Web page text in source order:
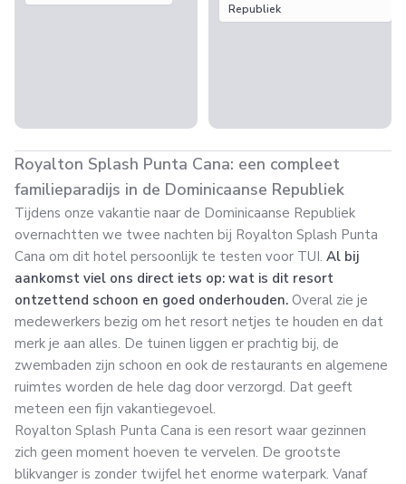
Republiek
Royalton Splash Punta Cana: een compleet
familieparadijs in de Dominicaanse Republiek
Tijdens onze vakantie naar de Dominicaanse Republiek
overnachtten we twee nachten bij Royalton Splash Punta
Cana om dit hotel persoonlijk te testen voor TUI. Al bij
aankomst viel ons direct iets op: wat is dit resort
ontzettend schoon en goed onderhouden. Overal zie je
medewerkers bezig om het resort netjes te houden en dat
merk je aan alles. De tuinen liggen er prachtig bij, de
zwembaden zijn schoon en ook de restaurants en algemene
ruimtes worden de hele dag door verzorgd. Dat geeft
meteen een fijn vakantiegevoel.
Royalton Splash Punta Cana is een resort waar gezinnen
zich geen moment hoeven te vervelen. De grootste
blikvanger is zonder twijfel het enorme waterpark. Vanaf